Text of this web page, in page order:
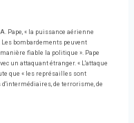
Pape, « la puissance aérienne
bombardements peuvent
fiable la politique ». Pape
un attaquant étranger. « L'attaque
que « les représailles sont
de terrorisme, de